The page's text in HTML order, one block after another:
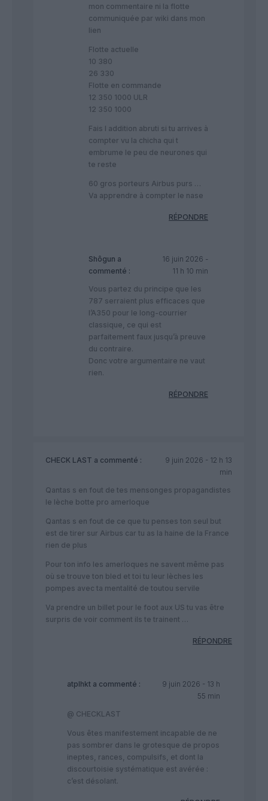
mon commentaire ni la flotte
communiquée par wiki dans mon
lien
Flotte actuelle
10 380
26 330
Flotte en commande
12 350 1000 ULR
12 350 1000
Fais l addition abruti si tu arrives à
compter vu la chicha qui t
embrume le peu de neurones qui
te reste
60 gros porteurs Airbus purs …
Va apprendre à compter le nase
RÉPONDRE
Shôgun a
commenté :
16 juin 2026 -
11 h 10 min
Vous partez du principe que les
787 serraient plus efficaces que
l’A350 pour le long-courrier
classique, ce qui est
parfaitement faux jusqu’à preuve
du contraire.
Donc votre argumentaire ne vaut
rien.
RÉPONDRE
CHECK LAST a commenté :
9 juin 2026 - 12 h 13
min
Qantas s en fout de tes mensonges propagandistes
le lèche botte pro amerloque
Qantas s en fout de ce que tu penses ton seul but
est de tirer sur Airbus car tu as la haine de la France
rien de plus
Pour ton info les amerloques ne savent même pas
où se trouve ton bled et toi tu leur lèches les
pompes avec ta mentalité de toutou servile
Va prendre un billet pour le foot aux US tu vas être
surpris de voir comment ils te trainent …
RÉPONDRE
atplhkt a commenté :
9 juin 2026 - 13 h
55 min
@ CHECKLAST
Vous êtes manifestement incapable de ne
pas sombrer dans le grotesque de propos
ineptes, rances, compulsifs, et dont la
discourtoisie systématique est avérée :
c’est désolant.